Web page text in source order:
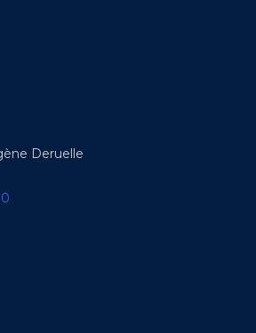
Deruelle